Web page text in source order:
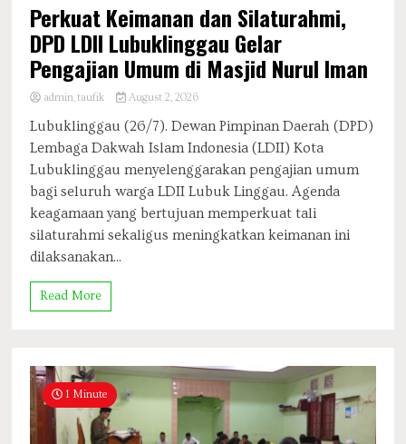
Perkuat Keimanan dan Silaturahmi,
DPD LDII Lubuklinggau Gelar
Pengajian Umum di Masjid Nurul Iman
admin_taufik August 2, 2026
​Lubuklinggau (26/7). Dewan Pimpinan Daerah (DPD)
Lembaga Dakwah Islam Indonesia (LDII) Kota
Lubuklinggau menyelenggarakan pengajian umum
bagi seluruh warga LDII Lubuk Linggau. Agenda
keagamaan yang bertujuan memperkuat tali
silaturahmi sekaligus meningkatkan keimanan ini
dilaksanakan...
Read More
1 Minute